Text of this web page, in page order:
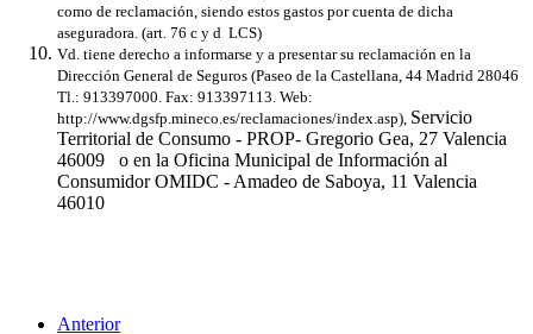
como de reclamación, siendo estos gastos por cuenta de dicha
aseguradora. (art. 76 c y d LCS)
Vd. tiene derecho a informarse y a presentar su reclamación en la
Dirección General de Seguros (Paseo de la Castellana, 44 Madrid 28046
Tl.: 913397000. Fax: 913397113. Web:
http://www.dgsfp.mineco.es/reclamaciones/index.asp), Servicio
Territorial de Consumo - PROP- Gregorio Gea, 27 Valencia
46009 o en la Oficina Municipal de Información al
Consumidor OMIDC - Amadeo de Saboya, 11 Valencia
46010
Anterior